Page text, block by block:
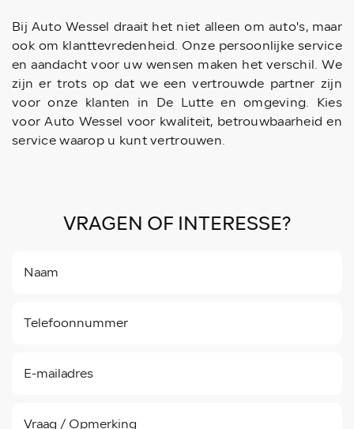
Bij Auto Wessel draait het niet alleen om auto's, maar
ook om klanttevredenheid. Onze persoonlijke service
en aandacht voor uw wensen maken het verschil. We
zijn er trots op dat we een vertrouwde partner zijn
voor onze klanten in De Lutte en omgeving. Kies
voor Auto Wessel voor kwaliteit, betrouwbaarheid en
service waarop u kunt vertrouwen.
VRAGEN OF INTERESSE?